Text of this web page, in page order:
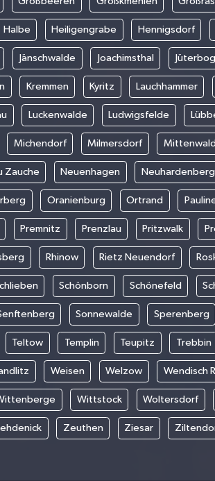
Halbe Heiligengrabe Hennigsdorf
Jänschwalde Joachimsthal Jüterbog
Kremmen Kyritz Lauchhammer
Luckenwalde Ludwigsfelde
Michendorf Milmersdorf
Zauche Neuenhagen Neuhardenberg
Oranienburg Ortrand
Premnitz Prenzlau Pritzwalk
Rhinow Rietz Neuendorf
Schönborn Schönefeld
Sonnewalde Sperenberg
Teltow Templin Teupitz Trebbin
Weisen Welzow Wendisch
Wittstock Woltersdorf
Zeuthen Ziesar